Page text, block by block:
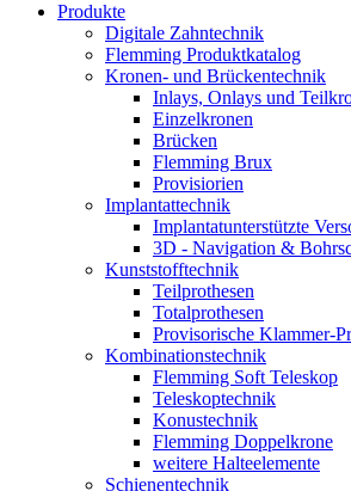
Produkte
Digitale Zahntechnik
Flemming Produktkatalog
Kronen- und Brückentechnik
Inlays, Onlays und
Einzelkronen
Brücken
Flemming Brux
Provisiorien
Implantat­technik
Implantat­unterstützte
3D - Navigation &
Kunststoff­technik
Teilprothesen
Totalprothesen
Provisorische Klammer-
Kombinations­technik
Flemming Soft Teleskop
Teleskoptechnik
Konustechnik
Flemming Doppelkrone
weitere Halteelemente
Schienen­technik